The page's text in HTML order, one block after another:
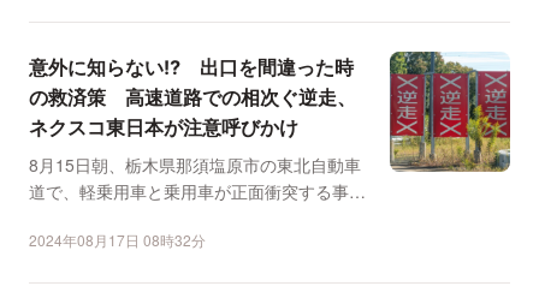
意外に知らない⁉️ 出口を間違った時
の救済策 高速道路での相次ぐ逆走、
ネクスコ東日本が注意呼びかけ
8月15日朝、栃木県那須塩原市の東北自動車
道で、軽乗用車と乗用車が正面衝突する事故
2024年08月17日 08時32分